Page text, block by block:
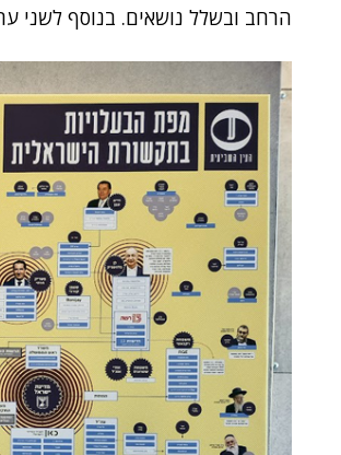
הרחב ובשלל נושאים. בנוסף לשני